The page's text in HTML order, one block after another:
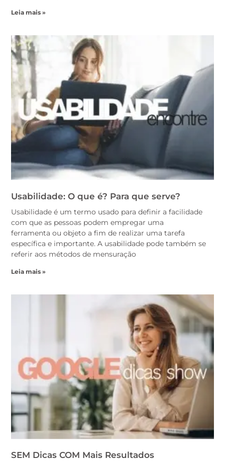
Leia mais »
Usabilidade: O que é? Para que serve?
Usabilidade é um termo usado para definir a facilidade
com que as pessoas podem empregar uma
ferramenta ou objeto a fim de realizar uma tarefa
específica e importante. A usabilidade pode também se
referir aos métodos de mensuração
Leia mais »
SEM Dicas COM Mais Resultados